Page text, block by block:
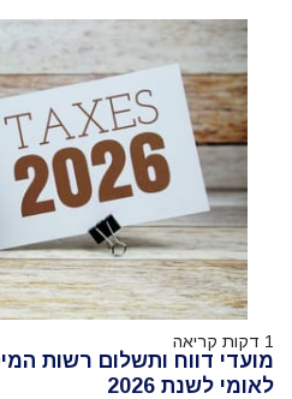
1 דקות קריאה
מועדי דווח ותשלום רשות
לאומי לשנת 2026